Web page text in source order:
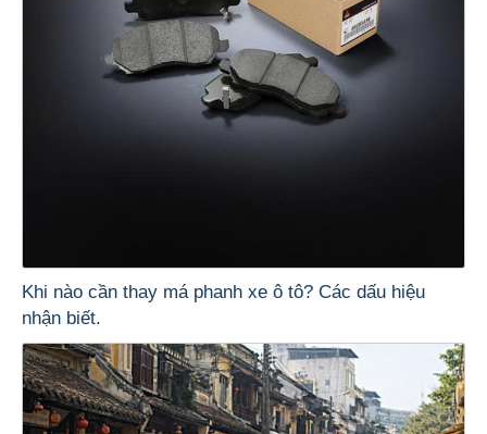
Khi nào cần thay má phanh xe ô tô? Các dấu hiệu
nhận biết.